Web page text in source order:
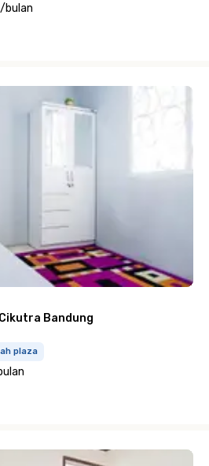
/bulan
Bandung
plaza